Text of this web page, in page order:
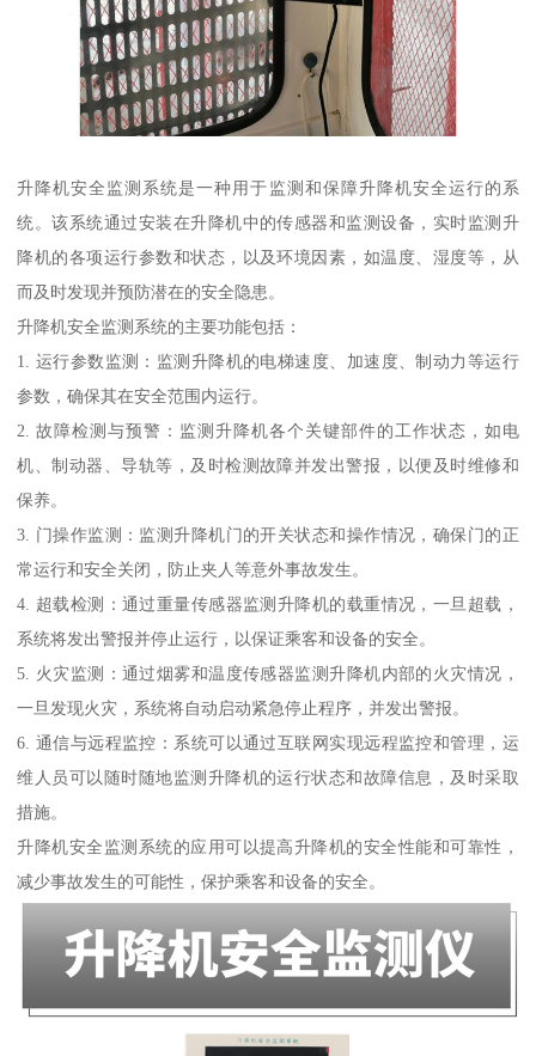
升降机安全监测系统是一种用于监测和保障升降机安全运行的系
统。该系统通过安装在升降机中的传感器和监测设备，实时监测升
降机的各项运行参数和状态，以及环境因素，如温度、湿度等，从
而及时发现并预防潜在的安全隐患。
升降机安全监测系统的主要功能包括：
1. 运行参数监测：监测升降机的电梯速度、加速度、制动力等运行
参数，确保其在安全范围内运行。
2. 故障检测与预警：监测升降机各个关键部件的工作状态，如电
机、制动器、导轨等，及时检测故障并发出警报，以便及时维修和
保养。
3. 门操作监测：监测升降机门的开关状态和操作情况，确保门的正
常运行和安全关闭，防止夹人等意外事故发生。
4. 超载检测：通过重量传感器监测升降机的载重情况，一旦超载，
系统将发出警报并停止运行，以保证乘客和设备的安全。
5. 火灾监测：通过烟雾和温度传感器监测升降机内部的火灾情况，
一旦发现火灾，系统将自动启动紧急停止程序，并发出警报。
6. 通信与远程监控：系统可以通过互联网实现远程监控和管理，运
维人员可以随时随地监测升降机的运行状态和故障信息，及时采取
措施。
升降机安全监测系统的应用可以提高升降机的安全性能和可靠性，
减少事故发生的可能性，保护乘客和设备的安全。